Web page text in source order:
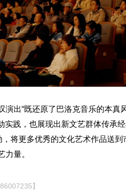
出“既还原了巴洛克音乐的本真
实践，也展现出新文艺群体传承
将更多优秀的文化艺术作品送
力量。
】